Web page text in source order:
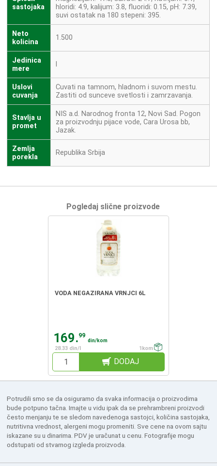
sastojaka
hloridi: 4.9, kalijum: 3.8, fluoridi: 0.15, pH: 7.39,
suvi ostatak na 180 stepeni: 395.
Neto
kolicina
1.500
Jedinica
mere
Uslovi
cuvanja
Cuvati na tamnom, hladnom i suvom mestu.
Zastiti od sunceve svetlosti i zamrzavanja.
Stavlja u
promet
NIS a.d. Narodnog fronta 12, Novi Sad. Pogon
za proizvodnju pijace vode, Cara Urosa bb,
Jazak.
Zemlja
porekla
Republika Srbija
Pogledaj slične proizvode
VODA NEGAZIRANA VRNJCI 6L
169.99
din/kom
28.33 din/l
1kom
DODAJ
Potrudili smo se da osiguramo da svaka informacija o proizvodima
bude potpuno tačna. Imajte u vidu ipak da se prehrambreni proizvodi
često menjanju te se sledom navedenoga sastojci, količina sastojaka,
nutritivna vrednost, alergeni mogu promeniti. Sve cene na ovom sajtu
iskazane su u dinarima. PDV je uračunat u cenu. Fotografije mogu
odstupati od stvarnog izgleda proizvoda.